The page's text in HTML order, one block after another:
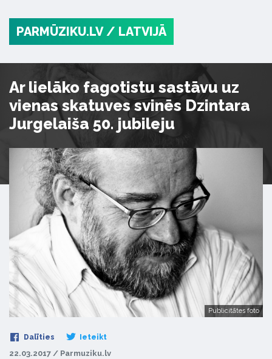
PARMŪZIKU.LV / LATVIJĀ
Ar lielāko fagotistu sastāvu uz
vienas skatuves svinēs Dzintara
Jurgelaiša 50. jubileju
Publicitātes foto
Dalīties Ieteikt
22.03.2017 / Parmuziku.lv